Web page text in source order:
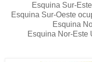
Esquina Sur-
Esquina Sur-Oeste
Esquina
Esquina Nor-Este